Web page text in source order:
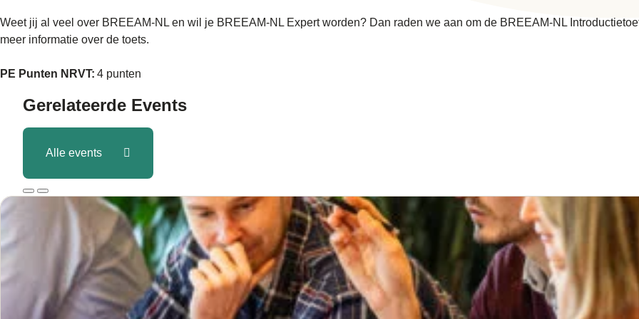
Weet jij al veel over BREEAM-NL en wil je BREEAM-NL Expert worden? Dan raden we aan om de BREEAM-NL
meer informatie over de toets.
PE Punten NRVT: 4 punten
Gerelateerde Events
Alle events